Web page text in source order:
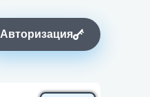
Авторизация